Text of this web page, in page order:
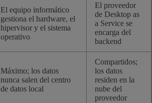
El equipo informático
gestiona el hardware, el
hipervisor y el sistema
operativo
El proveedor
de Desktop as
a Service se
encarga del
backend
Máximo; los datos
nunca salen del centro
de datos local
Compartidos;
los datos
residen en la
nube del
proveedor